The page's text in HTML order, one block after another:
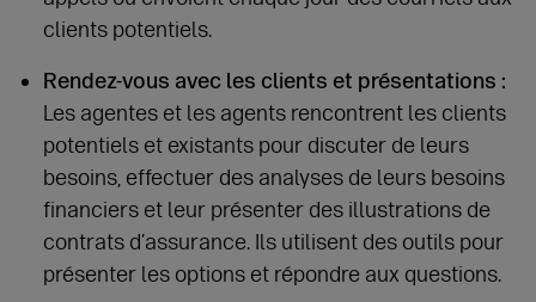
clients potentiels.
Rendez-vous avec les clients et présentations :
Les agentes et les agents rencontrent les clients
potentiels et existants pour discuter de leurs
besoins, effectuer des analyses de leurs besoins
financiers et leur présenter des illustrations de
contrats d’assurance. Ils utilisent des outils pour
présenter les options et répondre aux questions.